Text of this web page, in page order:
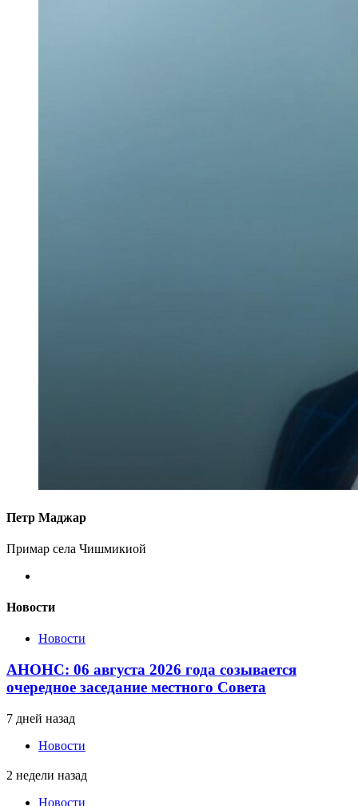
Петр Маджар
Примар села Чишмикиой
Новости
Новости
АНОНС: 06 августа 2026 года созывается
очередное заседание местного Совета
7 дней назад
Новости
2 недели назад
Новости